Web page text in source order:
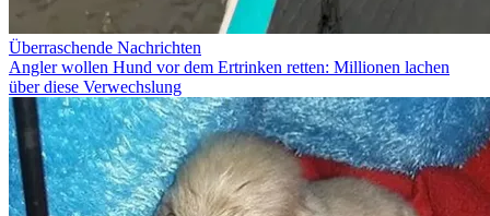
Überraschende Nachrichten
Angler wollen Hund vor dem Ertrinken retten: Millionen lachen
über diese Verwechslung